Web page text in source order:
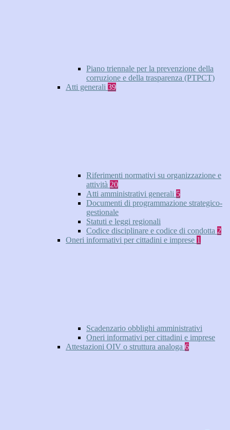
Piano triennale per la prevenzione della
corruzione e della trasparenza (PTPCT)
Atti generali 39
Riferimenti normativi su organizzazione e
attività 20
Atti amministrativi generali 5
Documenti di programmazione strategico-
gestionale
Statuti e leggi regionali
Codice disciplinare e codice di condotta 2
Oneri informativi per cittadini e imprese 1
Scadenzario obblighi amministrativi
Oneri informativi per cittadini e imprese
Attestazioni OIV o struttura analoga 6